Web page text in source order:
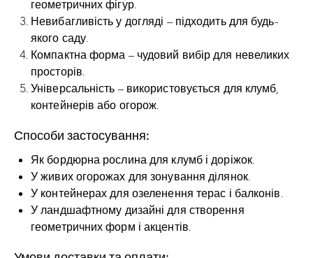
геометричних фігур.
Невибагливість у догляді – підходить для будь-
якого саду.
Компактна форма – чудовий вибір для невеликих
просторів.
Універсальність – використовується для клумб,
контейнерів або огорож.
Способи застосування:
Як бордюрна рослина для клумб і доріжок.
У живих огорожах для зонування ділянок.
У контейнерах для озеленення терас і балконів.
У ландшафтному дизайні для створення
геометричних форм і акцентів.